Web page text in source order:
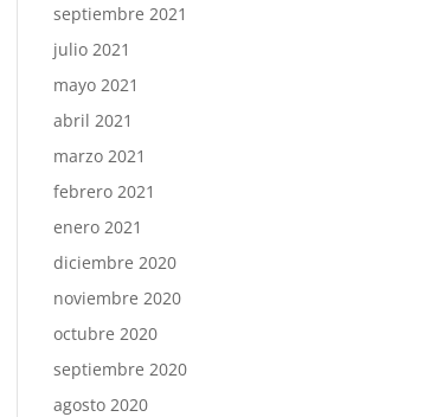
septiembre 2021
julio 2021
mayo 2021
abril 2021
marzo 2021
febrero 2021
enero 2021
diciembre 2020
noviembre 2020
octubre 2020
septiembre 2020
agosto 2020